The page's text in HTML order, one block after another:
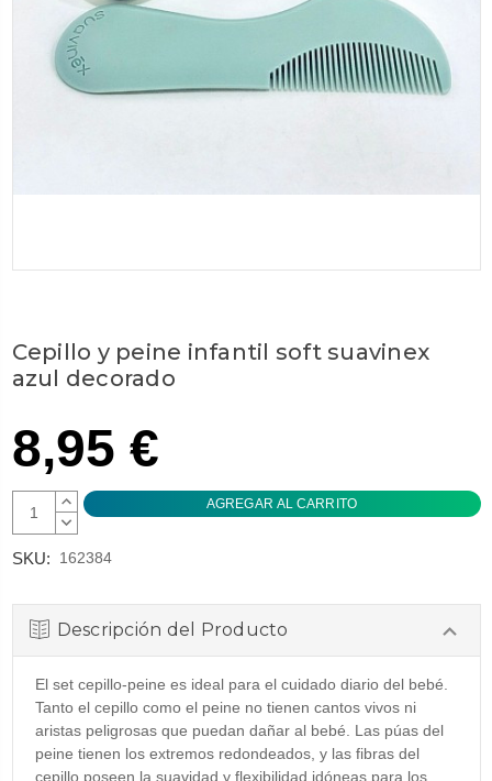
Cepillo y peine infantil soft suavinex
azul decorado
8,95 €
AUMENTAR
CANTIDAD:
DISMINUIR
SKU: 162384
Descripción del Producto
El set cepillo-peine es ideal para el cuidado diario del bebé.
Tanto el cepillo como el peine no tienen cantos vivos ni
aristas peligrosas que puedan dañar al bebé. Las púas del
peine tienen los extremos redondeados, y las fibras del
cepillo poseen la suavidad y flexibilidad idóneas para los